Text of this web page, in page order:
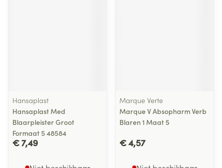
Hansaplast
Hansaplast Med
Blaarpleister Groot
Formaat 5 48584
€ 7,49
Marque Verte
Marque V Absopharm Verb
Blaren 1 Maat 5
€ 4,57